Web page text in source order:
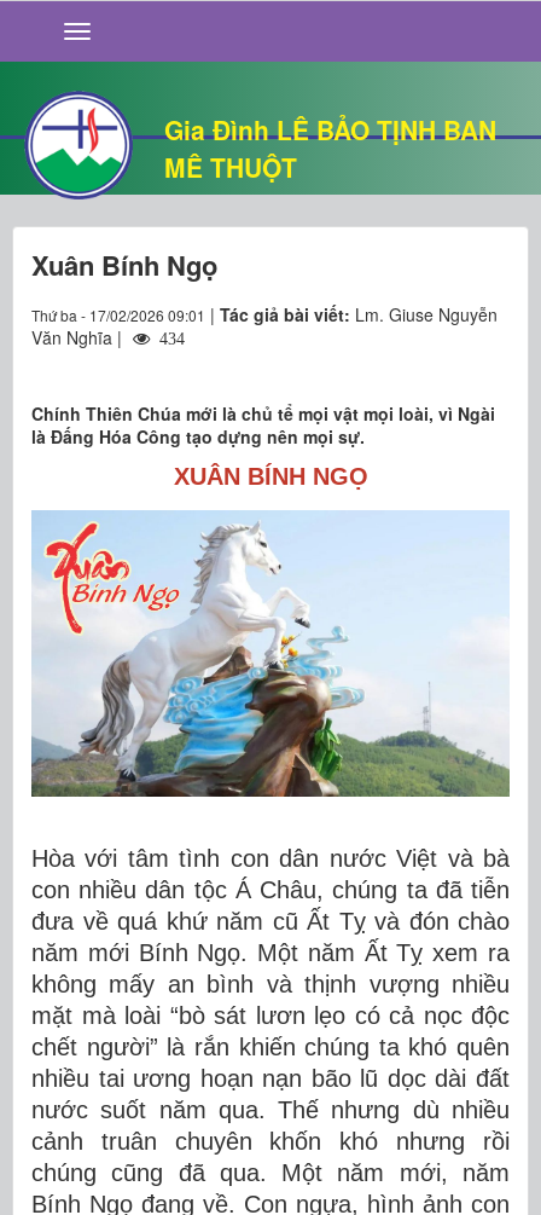
Gia Đình LÊ BẢO TỊNH BAN
MÊ THUỘT
GIỚI THIỆU
TIN TỨC
SỐNG ĐẠO
CHUYỆN NHÀ
QUÁN VĂN
THƯ GIÃN
Xuân Bính Ngọ
Thứ ba - 17/02/2026 09:01 | Tác giả bài viết: Lm. Giuse Nguyễn
Văn Nghĩa |
434
Chính Thiên Chúa mới là chủ tể mọi vật mọi loài, vì Ngài
là Đấng Hóa Công tạo dựng nên mọi sự.
XUÂN BÍNH NGỌ
Hòa với tâm tình con dân nước Việt và bà
con nhiều dân tộc Á Châu, chúng ta đã tiễn
đưa về quá khứ năm cũ Ất Tỵ và đón chào
năm mới Bính Ngọ. Một năm Ất Tỵ xem ra
không mấy an bình và thịnh vượng nhiều
mặt mà loài “bò sát lươn lẹo có cả nọc độc
chết người” là rắn khiến chúng ta khó quên
nhiều tai ương hoạn nạn bão lũ dọc dài đất
nước suốt năm qua. Thế nhưng dù nhiều
cảnh truân chuyên khốn khó nhưng rồi
chúng cũng đã qua. Một năm mới, năm
Bính Ngọ đang về. Con ngựa, hình ảnh con